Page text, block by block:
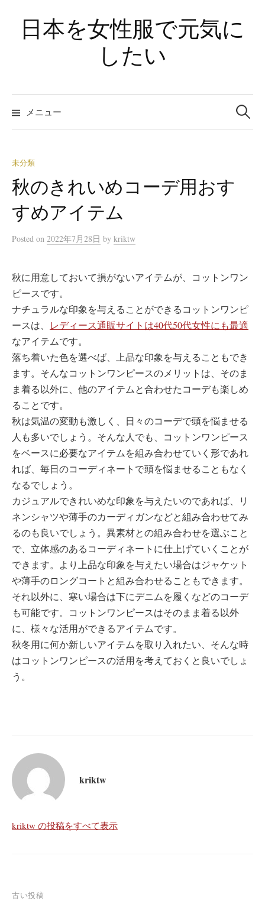
キ
日本を女性服で元気に
したい
メニュー 索
未分類
秋のきれいめコーデ用おす
すめアイテム
Posted on 2022年7月28日 by kriktw
秋に用意しておいて損がないアイテムが、コットンワン
ピースです。
ナチュラルな印象を与えることができるコットンワンピ
ースは、 レディース通販サイトは40代50代女性にも最適
なアイテムです。
落ち着いた色を選べば、上品な印象を与えることもでき
ます。そんなコットンワンピースのメリットは、そのま
ま着る以外に、他のアイテムと合わせたコーデも楽しめ
ることです。
秋は気温の変動も激しく、日々のコーデで頭を悩ませる
人も多いでしょう。そんな人でも、コットンワンピース
をベースに必要なアイテムを組み合わせていく形であれ
れば、毎日のコーディネートで頭を悩ませることもなく
なるでしょう。
カジュアルできれいめな印象を与えたいのであれば、リ
ネンシャツや薄手のカーディガンなどと組み合わせてみ
るのも良いでしょう。異素材との組み合わせを選ぶこと
で、立体感のあるコーディネートに仕上げていくことが
できます。より上品な印象を与えたい場合はジャケット
や薄手のロングコートと組み合わせることもできます。
それ以外に、寒い場合は下にデニムを履くなどのコーデ
も可能です。コットンワンピースはそのまま着る以外
に、様々な活用ができるアイテムです。
秋冬用に何か新しいアイテムを取り入れたい、そんな時
はコットンワンピースの活用を考えておくと良いでしょ
う。
kriktw
kriktw の投稿をすべて表示
古い投稿